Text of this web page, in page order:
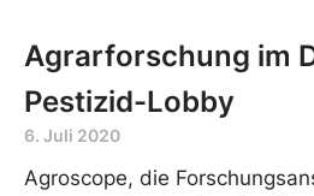
Agrarforschung im
Pestizid-Lobby
6. Juli 2020
Agroscope, die